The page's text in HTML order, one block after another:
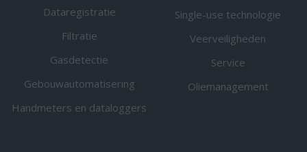
Dataregistratie
Filtratie
Gasdetectie
Gebouwautomatisering
Handmeters en dataloggers
Single-use technologie
Veerveiligheden
Service
Oliemanagement